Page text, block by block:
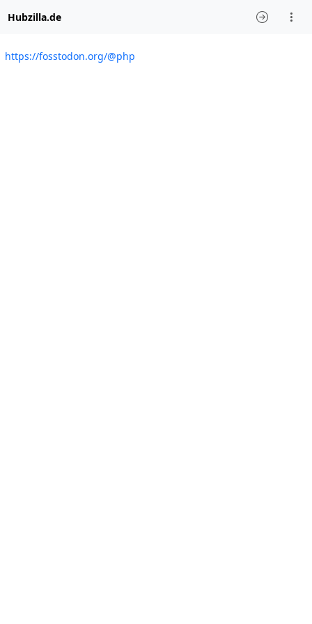
Hubzilla.de
https://fosstodon.org/@php